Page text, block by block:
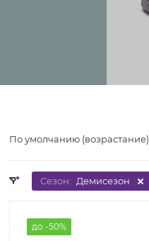
По умолчанию (возрастание)
Сезон: Демисезон
до -50%